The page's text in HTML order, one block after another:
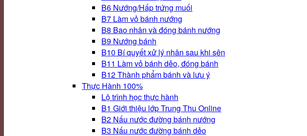
B6 Nướng/Hấp trứng muối
B7 Làm vỏ bánh nướng
B8 Bao nhân và đóng bánh nướng
B9 Nướng bánh
B10 Bí quyết xử lý nhân sau khi sên
B11 Làm vỏ bánh dẻo, đóng bánh
B12 Thành phẩm bánh và lưu ý
Thực Hành 100%
Lộ trình học thực hành
B1 Giới thiệu lớp Trung Thu Online
B2 Nấu nước đường bánh nướng
B3 Nấu nước đường bánh dẻo